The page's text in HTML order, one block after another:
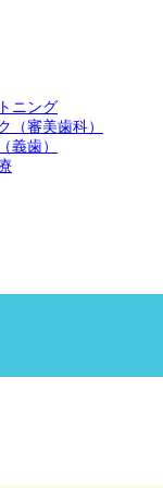
ニング
（審美歯科）
義歯）